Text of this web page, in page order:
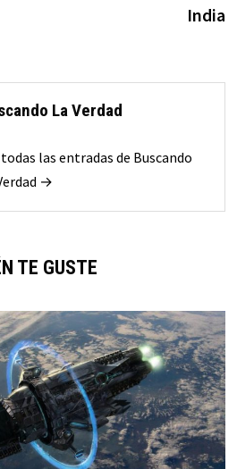
India
La Verdad
las entradas de Buscando
→
TE GUSTE